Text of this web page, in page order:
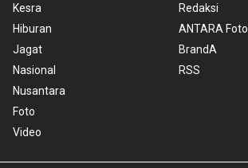
Kesra
Hiburan
Jagat
Nasional
Nusantara
Foto
Video
Redaksi
ANTARA Foto
BrandA
RSS